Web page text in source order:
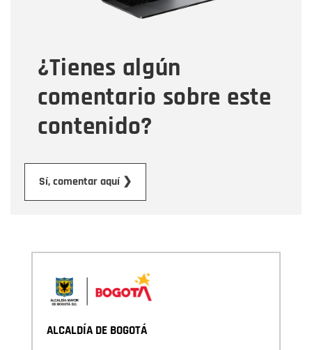
¿Tienes algún
comentario sobre este
contenido?
Sí, comentar aquí ❯
Tipo de comentario
Mensaje
ALCALDÍA DE BOGOTÁ